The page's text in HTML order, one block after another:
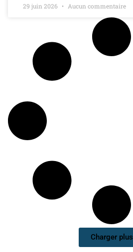
29 juin 2026 Aucun commentaire
Charger plus